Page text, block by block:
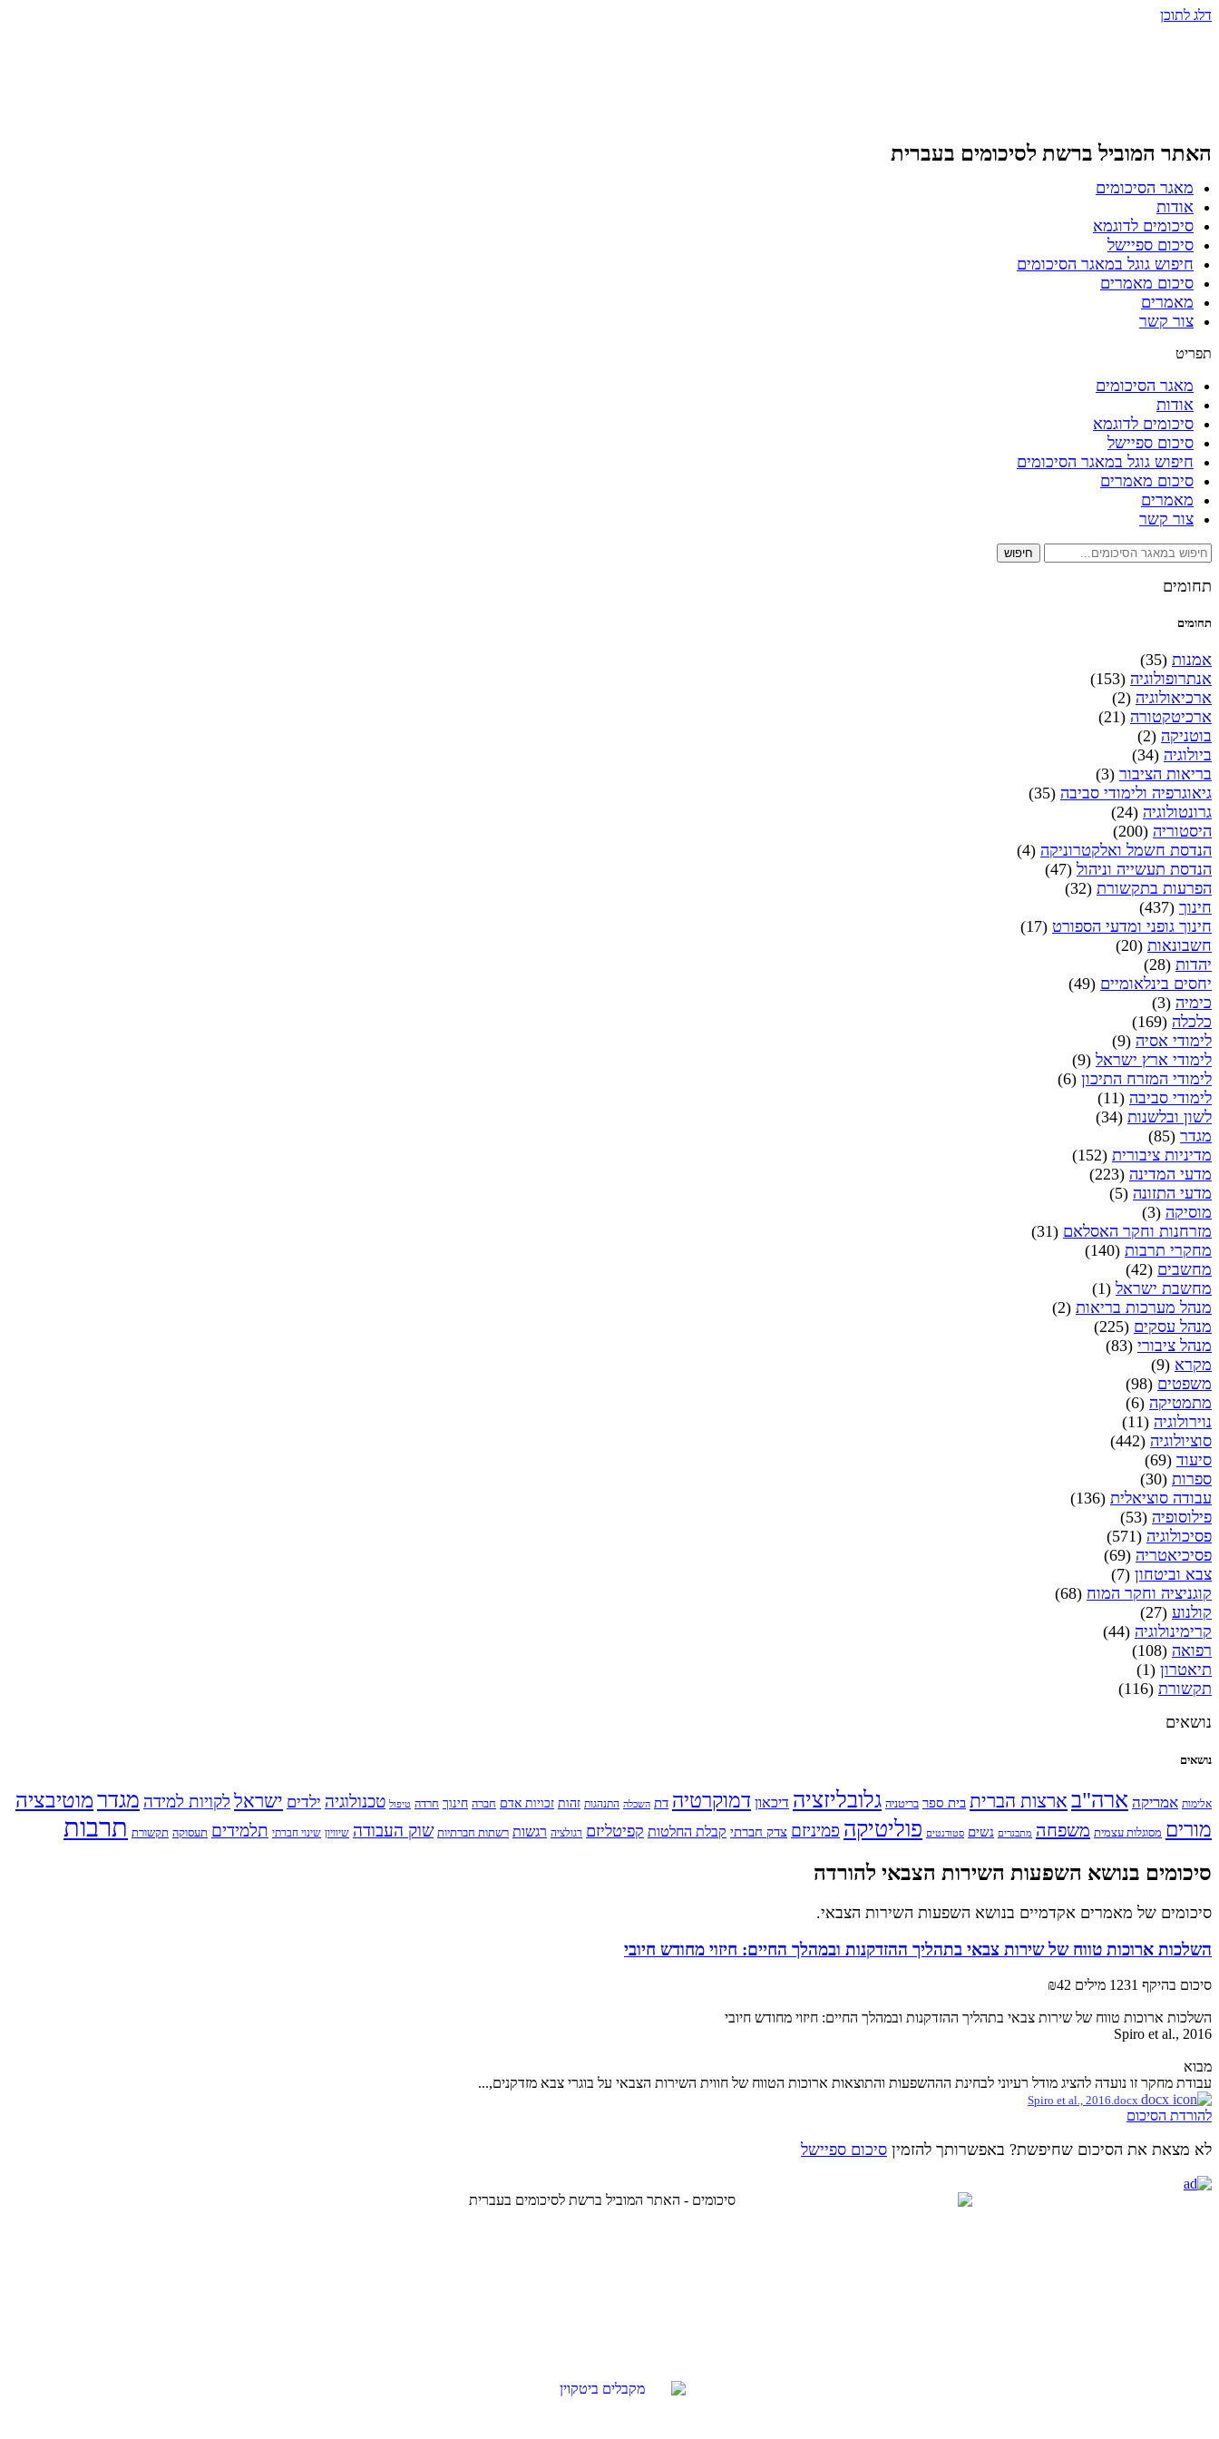
דלג לתוכן
האתר המוביל ברשת לסיכומים בעברית
מאגר הסיכומים
אודות
סיכומים לדוגמא
סיכום ספיישל
חיפוש גוגל במאגר הסיכומים
סיכום מאמרים
מאמרים
צור קשר
תפריט
מאגר הסיכומים
אודות
סיכומים לדוגמא
סיכום ספיישל
חיפוש גוגל במאגר הסיכומים
סיכום מאמרים
מאמרים
צור קשר
חיפוש
תחומים
תחומים
אמנות (35)
אנתרופולוגיה (153)
ארכיאולוגיה (2)
ארכיטקטורה (21)
בוטניקה (2)
ביולוגיה (34)
בריאות הציבור (3)
גיאוגרפיה ולימודי סביבה (35)
גרונטולוגיה (24)
היסטוריה (200)
הנדסת חשמל ואלקטרוניקה (4)
הנדסת תעשייה וניהול (47)
הפרעות בתקשורת (32)
חינוך (437)
חינוך גופני ומדעי הספורט (17)
חשבונאות (20)
יהדות (28)
יחסים בינלאומיים (49)
כימיה (3)
כלכלה (169)
לימודי אסיה (9)
לימודי ארץ ישראל (9)
לימודי המזרח התיכון (6)
לימודי סביבה (11)
לשון ובלשנות (34)
מגדר (85)
מדיניות ציבורית (152)
מדעי המדינה (223)
מדעי התזונה (5)
מוסיקה (3)
מזרחנות וחקר האסלאם (31)
מחקרי תרבות (140)
מחשבים (42)
מחשבת ישראל (1)
מנהל מערכות בריאות (2)
מנהל עסקים (225)
מנהל ציבורי (83)
מקרא (9)
משפטים (98)
מתמטיקה (6)
נוירולוגיה (11)
סוציולוגיה (442)
סיעוד (69)
ספרות (30)
עבודה סוציאלית (136)
פילוסופיה (53)
פסיכולוגיה (571)
פסיכיאטריה (69)
צבא וביטחון (7)
קוגניציה וחקר המוח (68)
קולנוע (27)
קרימינולוגיה (44)
רפואה (108)
תיאטרון (1)
תקשורת (116)
נושאים
נושאים
אלימות אמריקה ארה"ב ארצות הברית בית ספר בריטניה גלובליזציה דיכאון דמוקרטיה דת השכלה התנהגות זהות זכויות אדם חברה חינוך חרדה טיפול טכנולוגיה ילדים ישראל לקויות למידה מגדרמוטיבציה
מורים מסוגלות עצמית משפחה מתבגרים נשים סטודנטים פוליטיקה פמיניזם צדק חברתי קבלת החלטות קפיטליזם רגולציה רגשות רשתות חברתיות שוק העבודה שיוויון שינוי חברתי תלמידים תעסוקה תקשורת תרבות
סיכומים בנושא השפעות השירות הצבאי להורדה
סיכומים של מאמרים אקדמיים בנושא השפעות השירות הצבאי.
השלכות ארוכות טווח של שירות צבאי בתהליך ההזדקנות ובמהלך החיים: חיזוי מחודש חיובי
סיכום בהיקף 1231 מילים ₪42
השלכות ארוכות טווח של שירות צבאי בתהליך ההזדקנות ובמהלך החיים: חיזוי מחודש חיובי
Spiro et al., 2016
מבוא
עבודת מחקר זו נועדה להציג מודל רעיוני לבחינת הההשפעות והתוצאות ארוכות הטווח של חווית השירות הצבאי על בוגרי צבא מזדקנים,...
להורדת הסיכום
לא מצאת את הסיכום שחיפשת? באפשרותך להזמין סיכום ספיישל